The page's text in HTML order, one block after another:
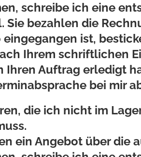
schreibe ich eine
Sie bezahlen die
ist,
Ihrem schriftlichen
Ihren Auftrag erledigt
bei mir
die ich nicht im
ein Angebot über die